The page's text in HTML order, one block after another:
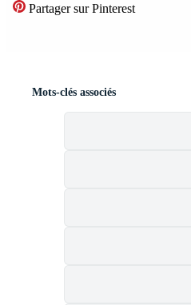
Partager sur Pinterest
Mots-clés associés